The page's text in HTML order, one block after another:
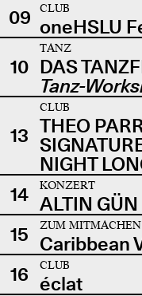
09
CLUB
oneHSLU
10
TANZ
DAS
Tanz-
13
CLUB
THEO
NIGHT
14
KONZERT
ALTIN GÜN
15
ZUM MITMACHEN
Caribbean
16
CLUB
éclat